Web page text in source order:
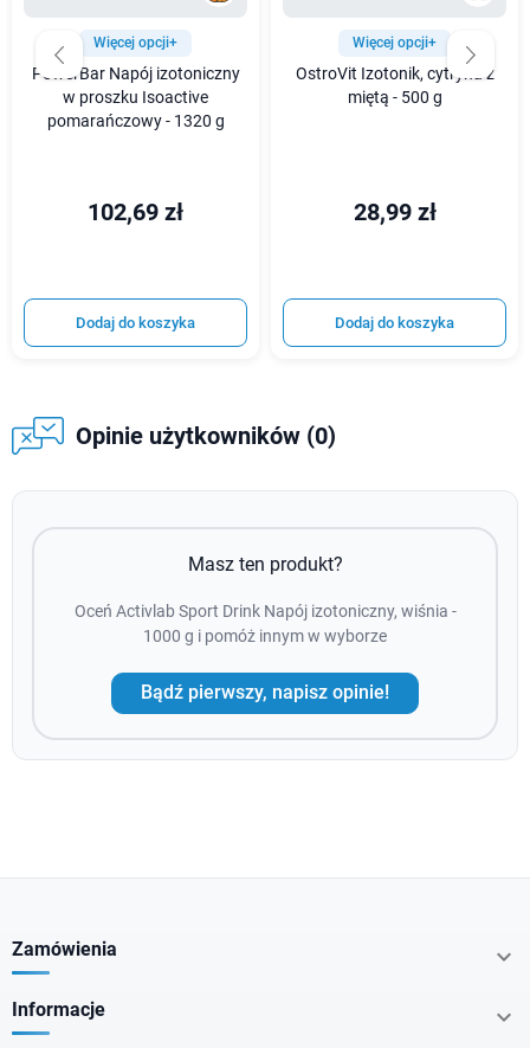
Więcej opcji+
PowerBar Napój izotoniczny
w proszku Isoactive
pomarańczowy - 1320 g
102,69 zł
Dodaj do koszyka
Więcej opcji+
OstroVit Izotonik, cytryna z
miętą - 500 g
28,99 zł
Dodaj do koszyka
Opinie użytkowników (0)
Masz ten produkt?
Oceń Activlab Sport Drink Napój izotoniczny, wiśnia -
1000 g i pomóż innym w wyborze
Bądź pierwszy, napisz opinie!
Zamówienia 
Informacje 